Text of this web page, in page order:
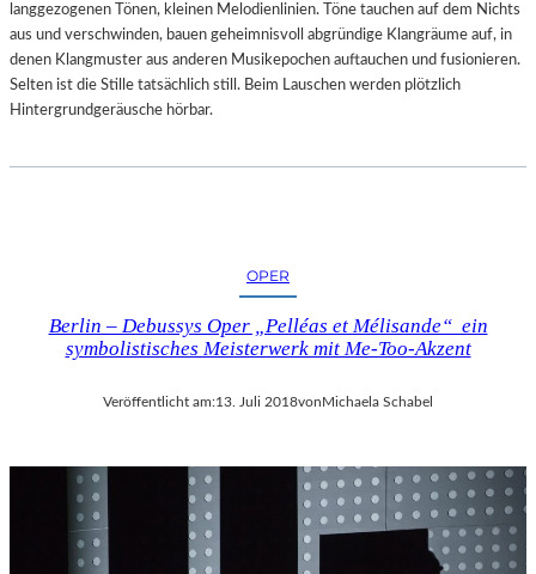
langgezogenen Tönen, kleinen Melodienlinien. Töne tauchen auf dem Nichts
aus und verschwinden, bauen geheimnisvoll abgründige Klangräume auf, in
denen Klangmuster aus anderen Musikepochen auftauchen und fusionieren.
Selten ist die Stille tatsächlich still. Beim Lauschen werden plötzlich
Hintergrundgeräusche hörbar.
OPER
Berlin – Debussys Oper „Pelléas et Mélisande“ ein
symbolistisches Meisterwerk mit Me-Too-Akzent
Veröffentlicht am:13. Juli 2018vonMichaela Schabel